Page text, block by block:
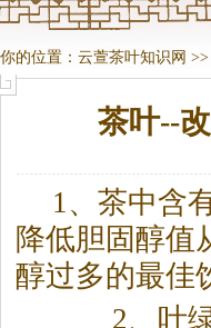
你的位置： 云萱茶叶知识网 >>
茶叶--
1、 茶中含
降低胆固醇值
醇过多的最佳
2、叶绿